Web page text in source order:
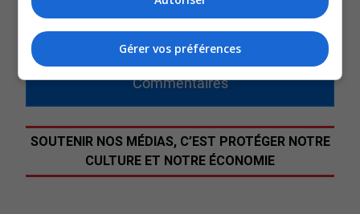
jusqu’à nouvel ordre.
QUESTION DU JOUR
Commentaires
SOUTENIR NOS MÉDIAS, C’EST PROTÉGER NOTRE
CULTURE ET NOTRE ÉCONOMIE
Gérer vos préférences